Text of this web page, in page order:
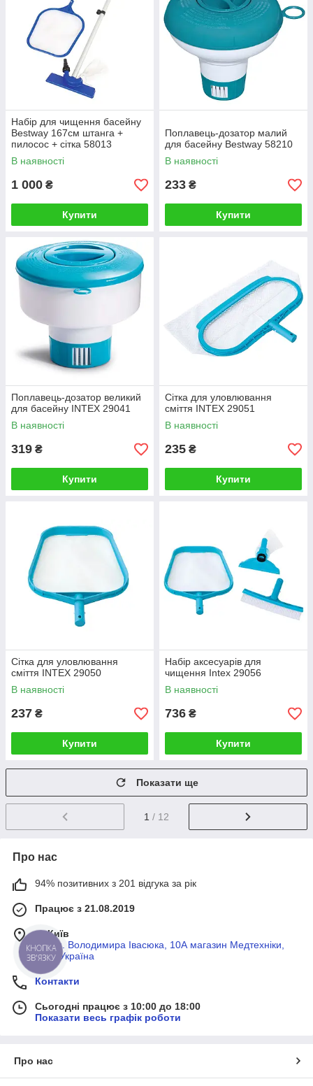
Набір для чищення басейну
Bestway 167см штанга +
пилосос + сітка 58013
В наявності
1 000 ₴
Купити
Поплавець-дозатор малий
для басейну Bestway 58210
В наявності
233 ₴
Купити
Поплавець-дозатор великий
для басейну INTEX 29041
В наявності
319 ₴
Купити
Сітка для уловлювання
сміття INTEX 29051
В наявності
235 ₴
Купити
Сітка для уловлювання
сміття INTEX 29050
В наявності
237 ₴
Купити
Набір аксесуарів для
чищення Intex 29056
В наявності
736 ₴
Купити
Показати ще
1 / 12
Про нас
94% позитивних з 201 відгука за рік
Працює з 21.08.2019
м. Київ
просп. Володимира Івасюка, 10А магазин Медтехніки,
Київ, Україна
Контакти
Сьогодні працює з 10:00 до 18:00
Показати весь графік роботи
Про нас
КНОПКА
ЗВ'ЯЗКУ